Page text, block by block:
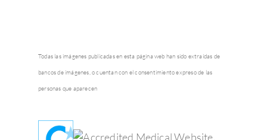
Todas las imágenes publicadas en esta página web han sido extraídas de
bancos de imágenes, o cuentan con el consentimiento expreso de las
personas que aparecen